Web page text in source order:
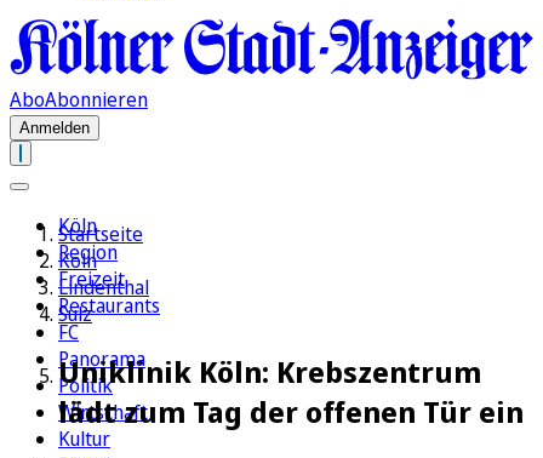
AboAbonnieren
Anmelden
Köln
Region
Freizeit
Restaurants
FC
Panorama
Politik
Wirtschaft
Kultur
Startseite
Köln
Lindenthal
Sülz
Uniklinik Köln: Krebszentrum
lädt zum Tag der offenen Tür ein